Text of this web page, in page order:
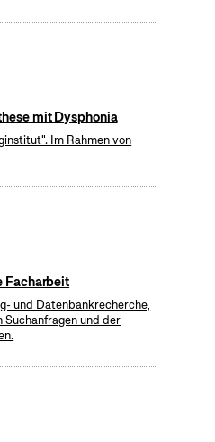
mit Dysphonia
Im Rahmen von
Facharbeit
und Datenbankrecherche,
Suchanfragen und der